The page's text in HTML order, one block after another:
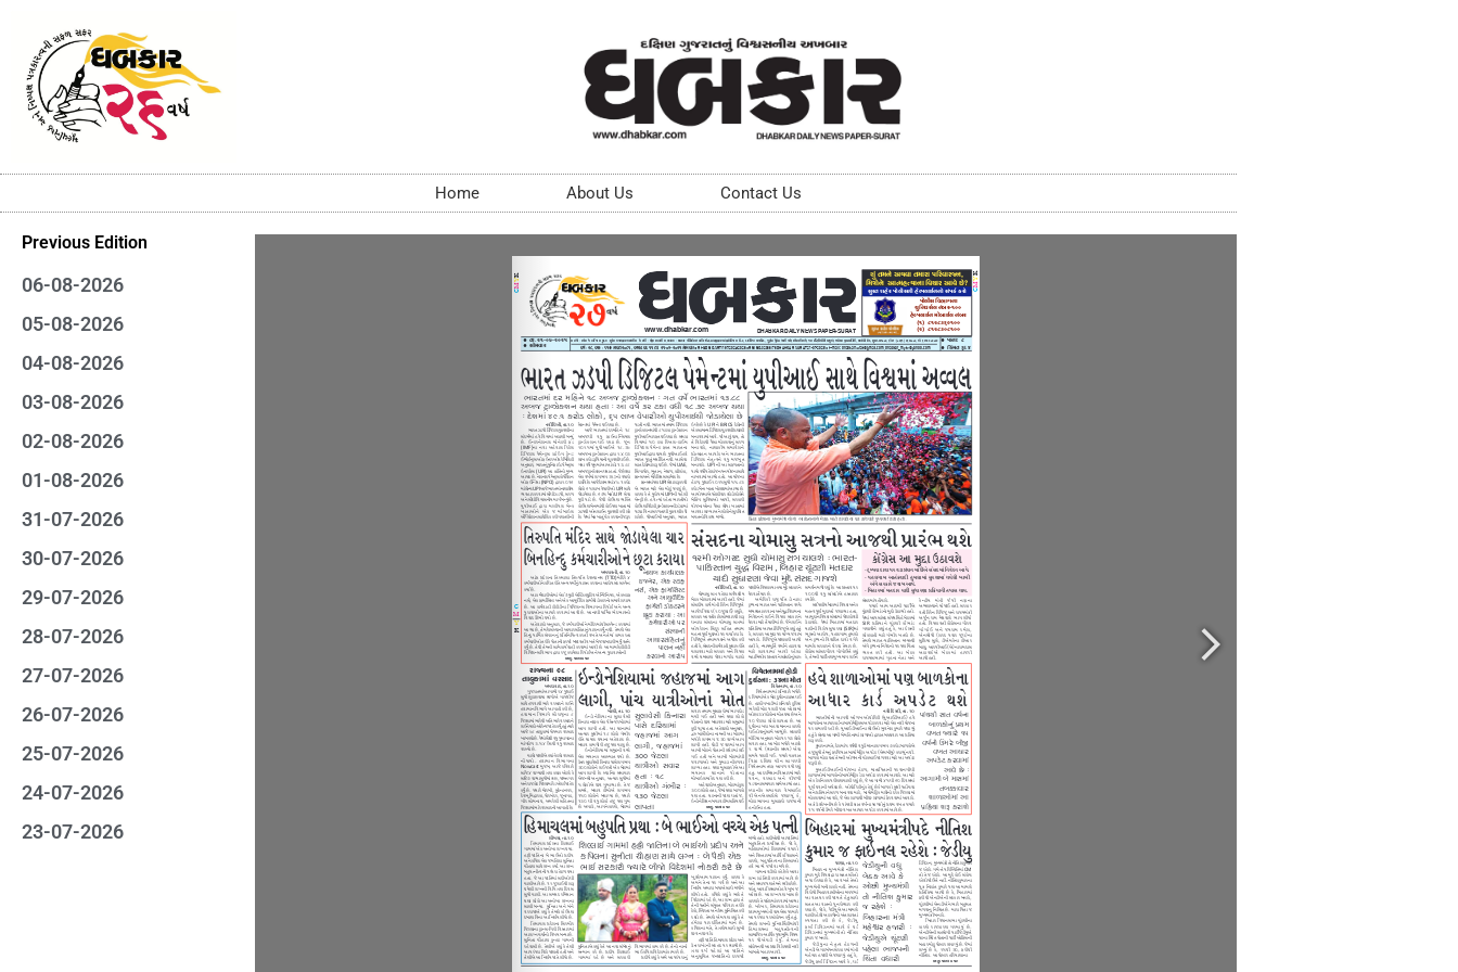
Home About Us Contact Us
Previous Edition
06-08-2026
05-08-2026
04-08-2026
03-08-2026
02-08-2026
01-08-2026
31-07-2026
30-07-2026
29-07-2026
28-07-2026
27-07-2026
26-07-2026
25-07-2026
24-07-2026
23-07-2026